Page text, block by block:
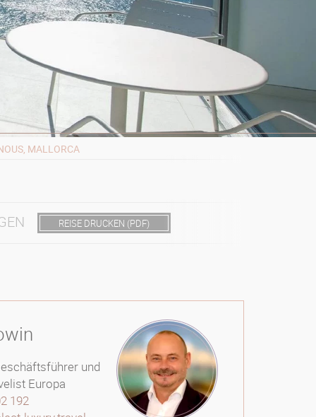
MALLORCA
REISE DRUCKEN (PDF)
und
Europa
192